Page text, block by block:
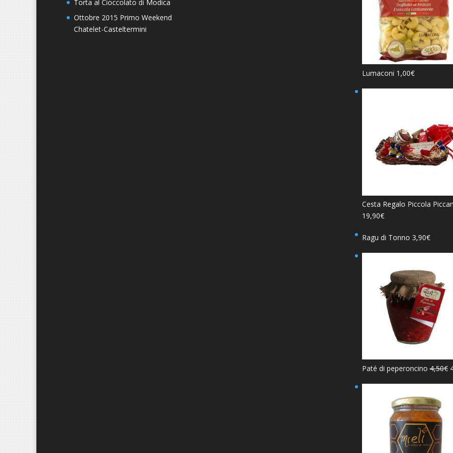
Torta al Cioccolato di Modica
Ottobre 2015 Primo Weekend
Chatelet-Casteltermini
Lumaconi 1,00€
Cesta Regalo Piccola
19,90€
Ragu di Tonno 3,90€
Paté di peperoncino 4,50€